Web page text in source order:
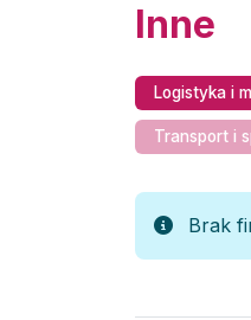
Inne
Logistyka i
Transport i
Brak